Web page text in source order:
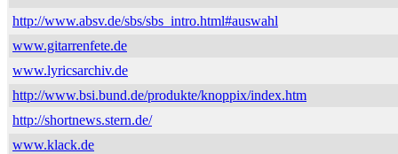
http://www.absv.de/sbs/sbs_intro.html#auswahl
www.gitarrenfete.de
www.lyricsarchiv.de
http://www.bsi.bund.de/produkte/knoppix/index.htm
http://shortnews.stern.de/
www.klack.de